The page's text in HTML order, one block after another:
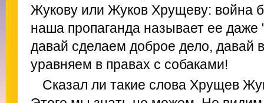
Жукову или Жуков Хрущеву: война
наша пропаганда называет ее даже
давай сделаем доброе дело, давай
уравняем в правах с собаками!
Сказал ли такие слова Хрущев